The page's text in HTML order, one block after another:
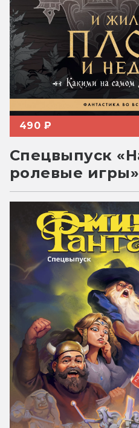
490 ₽
Спецвыпуск
ролевые игры»